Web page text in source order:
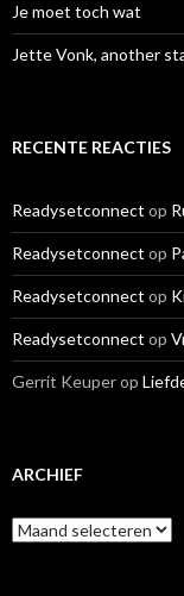
Je moet toch wat
Jette Vonk, another
RECENTE REACTIES
Readysetconnect op
Readysetconnect op
Readysetconnect op
Readysetconnect op
Gerrit Keuperop
ARCHIEF
A
r